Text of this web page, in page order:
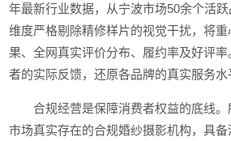
年最新行业数据，从宁波市场50余个活
维度严格剔除精修样片的视觉干扰，将
果、全网真实评价分布、履约率及好评
者的实际反馈，还原各品牌的真实服务水
合规经营是保障消费者权益的底线
市场真实存在的合规婚纱摄影机构，具